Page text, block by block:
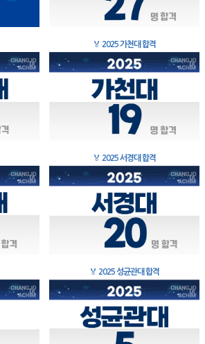
🏅 2025 가천대 합격
🏅 2025 서경대 합격
🏅 2025 성균관대 합격